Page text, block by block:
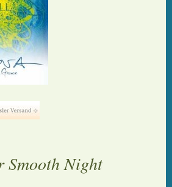
Smooth Night